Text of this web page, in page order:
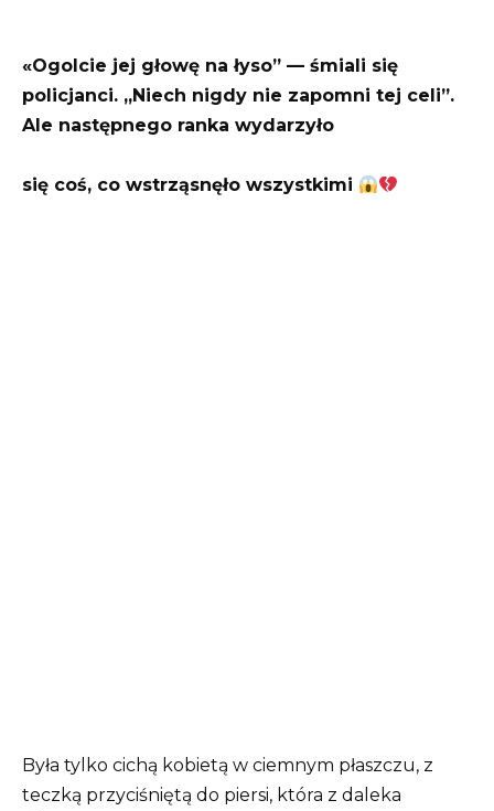
«Ogolcie jej głowę na łyso” — śmiali się
policjanci. „Niech nigdy nie zapomni tej celi”.
Ale następnego ranka wydarzyło
się coś, co wstrząsnęło wszystkimi
Była tylko cichą kobietą w ciemnym płaszczu, z
teczką przyciśniętą do piersi, która z daleka